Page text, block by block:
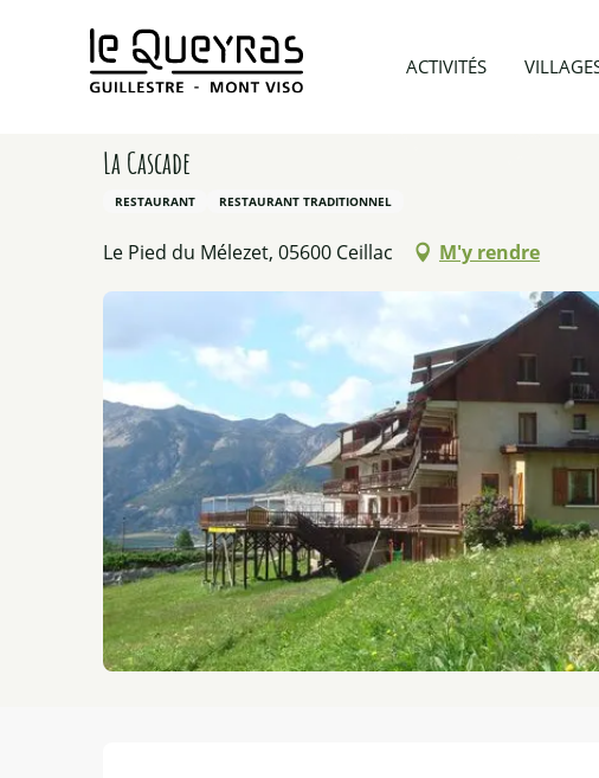
ACTIVITÉS
Accueil Préparer mon voyage Tous les restaurants
La Cascade
RESTAURANT RESTAURANT TRADITIONNEL
Le Pied du Mélezet, 05600 Ceillac M'y rendre